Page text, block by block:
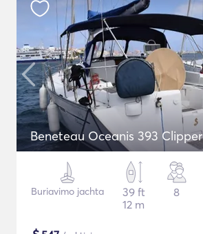
Beneteau Oceanis 393 Clipper
Buriavimo jachta
39 ft
12 m
8